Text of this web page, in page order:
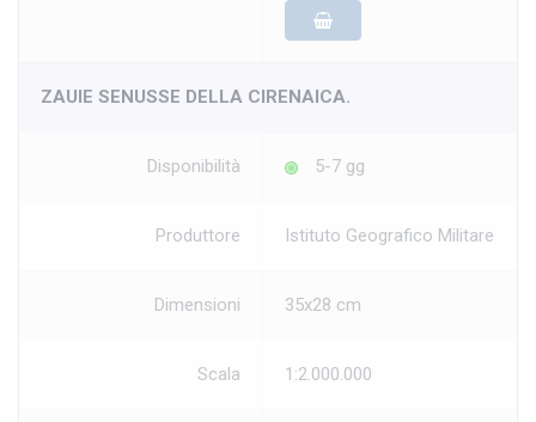
ZAUIE SENUSSE DELLA CIRENAICA.
Disponibilità 5-7 gg
Produttore Istituto Geografico Militare
Dimensioni 35x28 cm
Scala 1:2.000.000